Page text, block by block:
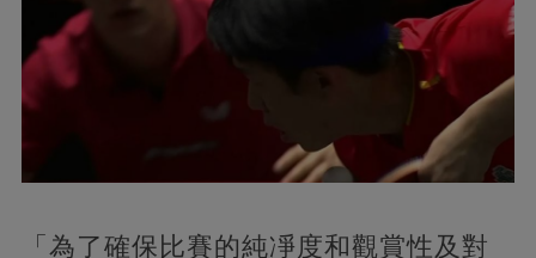
「為了確保比賽的純凈度和觀賞性及對